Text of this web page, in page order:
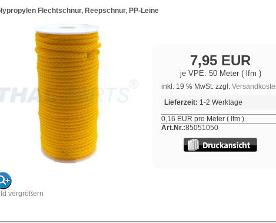
Flechtschnur, Reepschnur, PP-Leine
vergrößern
7,95 EUR
je VPE: 50 Meter ( lfm )
inkl. 19 % MwSt. zzgl.
Lieferzeit: 1-2 Werktage
0,16 EUR pro Meter ( lfm )
Art.Nr.:85051050